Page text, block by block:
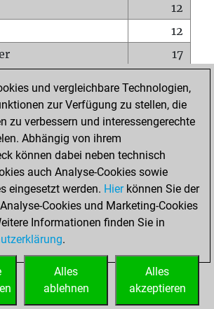
12
12
17
Brett
0
0
siebten
1
und vergleichbare Technologien,
zur Verfügung zu stellen, die
zu verbessern und interessengerechte
Abhängig von ihrem
können dabei neben technisch
auch Analyse-Cookies sowie
eingesetzt werden. Hierkönnen Sie der
Cookies und Marketing-Cookies
Informationen finden Sie in
.
Alles
akzeptieren
Alles
ablehnen